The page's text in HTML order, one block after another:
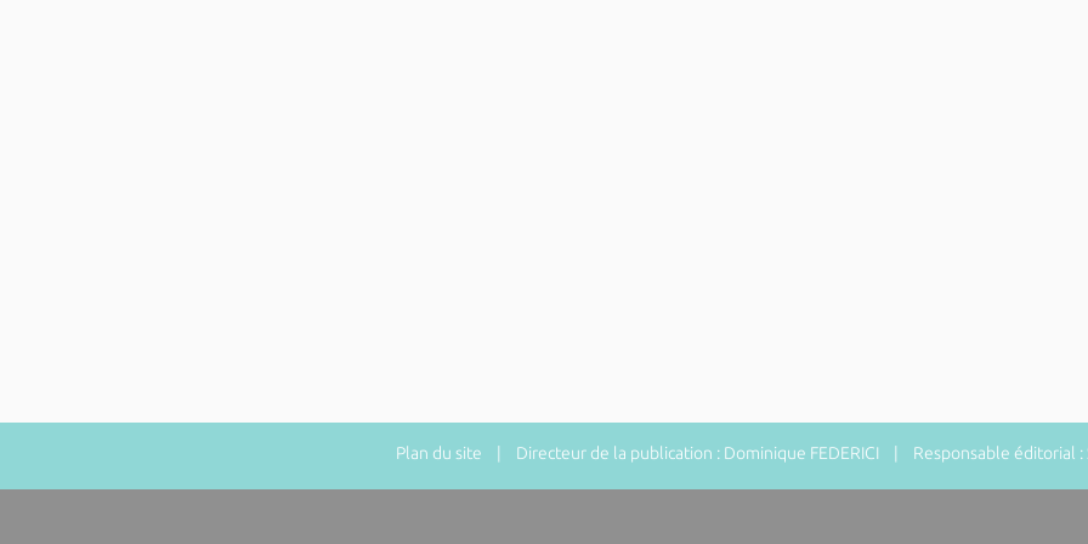
Plan du site | Directeur de la publication : Dominique FEDERICI | Responsable éditorial :